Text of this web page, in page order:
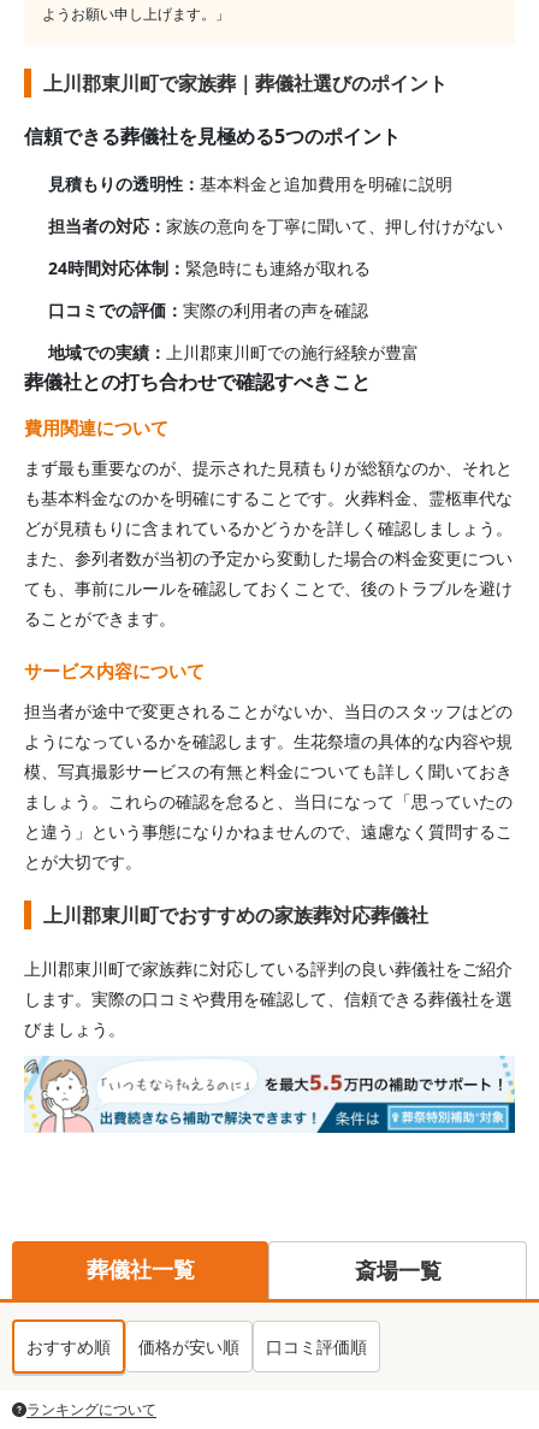
ようお願い申し上げます。」
上川郡東川町で家族葬｜葬儀社選びのポイント
信頼できる葬儀社を見極める5つのポイント
見積もりの透明性： 基本料金と追加費用を明確に説明
担当者の対応： 家族の意向を丁寧に聞いて、押し付けがない
24時間対応体制： 緊急時にも連絡が取れる
口コミでの評価： 実際の利用者の声を確認
地域での実績： 上川郡東川町での施行経験が豊富
葬儀社との打ち合わせで確認すべきこと
費用関連について
まず最も重要なのが、提示された見積もりが総額なのか、それと
も基本料金なのかを明確にすることです。火葬料金、霊柩車代な
どが見積もりに含まれているかどうかを詳しく確認しましょう。
また、参列者数が当初の予定から変動した場合の料金変更につい
ても、事前にルールを確認しておくことで、後のトラブルを避け
ることができます。
サービス内容について
担当者が途中で変更されることがないか、当日のスタッフはどの
ようになっているかを確認します。生花祭壇の具体的な内容や規
模、写真撮影サービスの有無と料金についても詳しく聞いておき
ましょう。これらの確認を怠ると、当日になって「思っていたの
と違う」という事態になりかねませんので、遠慮なく質問するこ
とが大切です。
上川郡東川町でおすすめの家族葬対応葬儀社
上川郡東川町で家族葬に対応している評判の良い葬儀社をご紹介
します。実際の口コミや費用を確認して、信頼できる葬儀社を選
びましょう。
葬儀社一覧 斎場一覧
おすすめ順 価格が安い順 口コミ評価順
ランキングについて